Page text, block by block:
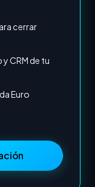
cerrar
CRM de tu
Euro